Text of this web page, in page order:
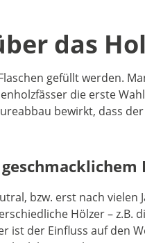
das
gefüllt werden.
die erste
bewirkt, dass
bzw. erst nach
Hölzer –
ist der Einfluss auf den